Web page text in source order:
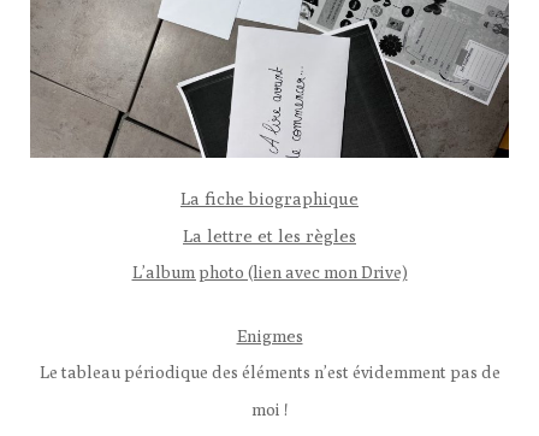
La fiche biographique
La lettre et les règles
L’album photo (lien avec mon Drive)
Enigmes
Le tableau périodique des éléments n’est évidemment pas de
moi !